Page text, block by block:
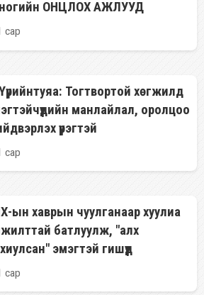
ОНЦЛОХ АЖЛУУД
сар
Тогтвортой хөгжилд
манлайлал, оролцоо
үүрэгтэй
сар
ын хаврын чуулганаар хуулиа
батлуулж, "алх
эмэгтэй гишүүд
сар